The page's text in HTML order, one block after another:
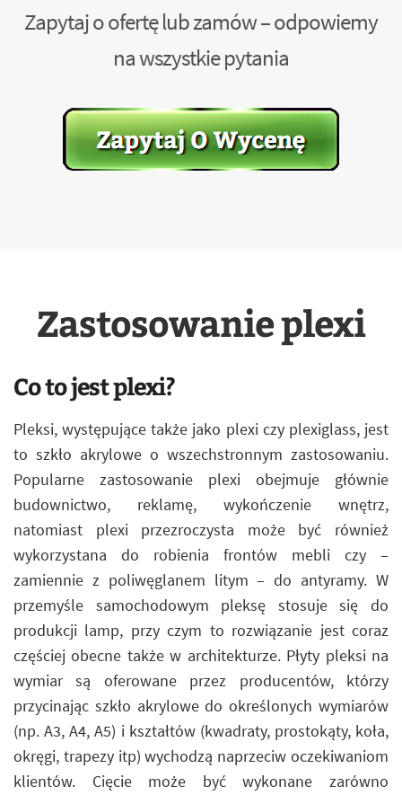
Zapytaj o ofertę lub zamów – odpowiemy
na wszystkie pytania
Zastosowanie plexi
Co to jest plexi?
Pleksi, występujące także jako plexi czy plexiglass, jest
to szkło akrylowe o wszechstronnym zastosowaniu.
Popularne zastosowanie plexi obejmuje głównie
budownictwo, reklamę, wykończenie wnętrz,
natomiast plexi przezroczysta może być również
wykorzystana do robienia frontów mebli czy –
zamiennie z poliwęglanem litym – do antyramy. W
przemyśle samochodowym pleksę stosuje się do
produkcji lamp, przy czym to rozwiązanie jest coraz
częściej obecne także w architekturze. Płyty pleksi na
wymiar są oferowane przez producentów, którzy
przycinając szkło akrylowe do określonych wymiarów
(np. A3, A4, A5) i kształtów (kwadraty, prostokąty, koła,
okręgi, trapezy itp) wychodzą naprzeciw oczekiwaniom
klientów. Cięcie może być wykonane zarówno